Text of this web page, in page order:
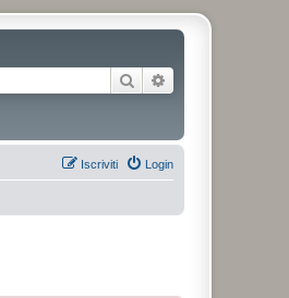
Cerca
Login
Iscriviti